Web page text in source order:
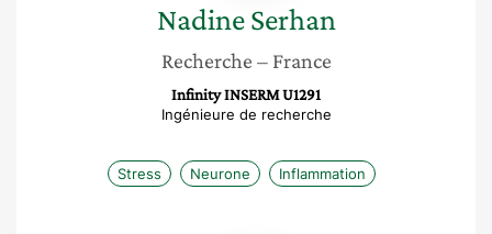
Nadine Serhan
Recherche – France
Infinity INSERM U1291
Ingénieure de recherche
Stress Neurone Inflammation